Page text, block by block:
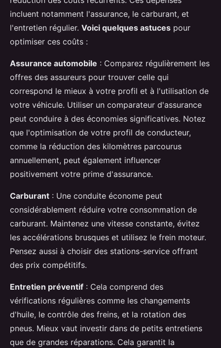
incluent notamment l'assurance, le carburant, et
l'entretien régulier. Voici quelques astuces pour
optimiser ces coûts :
Assurance automobile : Comparez régulièrement les
offres des assureurs pour trouver celle qui
correspond le mieux à votre profil et à l'utilisation de
votre véhicule. Utiliser un comparateur d'assurance
peut conduire à des économies significatives. Notez
que l'optimisation de votre profil de conducteur,
comme la réduction des kilomètres parcourus
annuellement, peut également influencer
positivement votre prime d'assurance.
Carburant : Une conduite économe peut
considérablement réduire votre consommation de
carburant. Maintenez une vitesse constante, évitez
les accélérations brusques et utilisez le frein moteur.
Pensez aussi à choisir des stations-service offrant
des prix compétitifs.
Entretien préventif : Cela comprend des
vérifications régulières comme les changements
d'huile, le contrôle des freins, et la rotation des
pneus. Mieux vaut investir dans de petits entretiens
que de grandes réparations. Cela garantit la